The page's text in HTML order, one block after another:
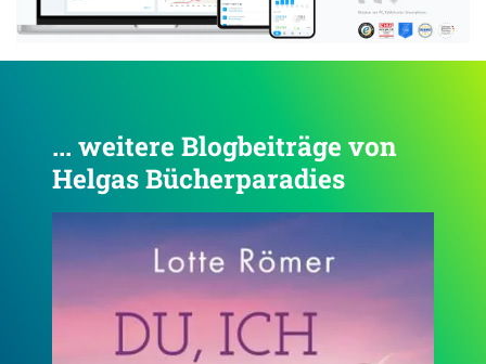
... weitere Blogbeiträge von
Helgas Bücherparadies